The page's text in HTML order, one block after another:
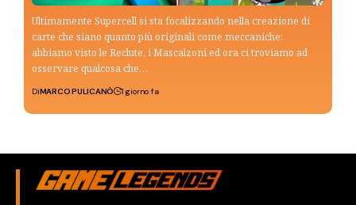
Ultimamente Supercell si sta focalizzando nella creazione di
carte che siano quanto più originali come meccaniche:
abbiamo visto le Reclute, i Mascalzoni ed ora ci troviamo ad
osservare qualcosa che…
DiMARCO PULICANÒ 1 giorno fa